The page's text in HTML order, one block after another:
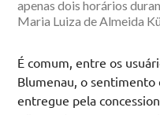
apenas dois horários
Maria Luiza de Almeida
É comum, entre os
Blumenau, o sentimento
entregue pela